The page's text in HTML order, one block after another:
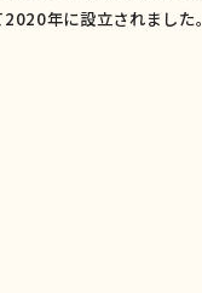
年に設立されました。